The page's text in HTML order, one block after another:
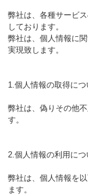
弊社は、各種サービ
しております。
弊社は、個人情報に
実現致します。
1.個人情報の取得につ
弊社は、偽りその他
す。
2.個人情報の利用につ
弊社は、個人情報を
ます。